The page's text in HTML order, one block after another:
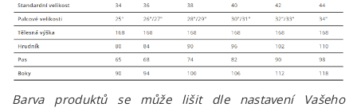
Barva produktů se může lišit dle nastavení Vašeho